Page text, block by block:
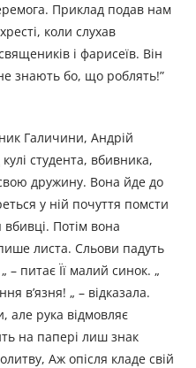
Приклад подав нам
коли слухав
і фарисеїв. Він
знають бо, що роблять!”
Галичини, Андрій
студента, вбивника,
дружину. Вона йде до
у ній почуття помсти
Потім вона
листа. Сльови падуть
питає Її малий синок. „
в’язня! „ – відказала.
але рука відмовляє
на папері лиш знак
Аж опісля кладе свій